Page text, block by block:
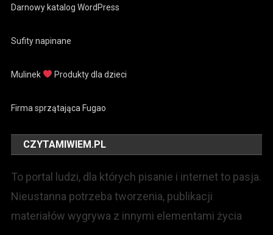
Darnowy katalog WordPress
Sufity napinane
Mulinek Produkty dla dzieci
Firma sprzątająca Fugao
CZYTAMIWIEM.PL
To portal ludzi, dla których pisanie i internet to pasja.
Nieustanna potrzeba tworzenia, publikacji
materiałów wygrywa z innymi elementami życia